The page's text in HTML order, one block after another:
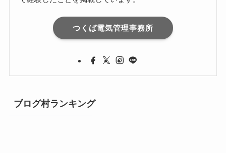
つくば電気管理事務所
ブログ村ランキング